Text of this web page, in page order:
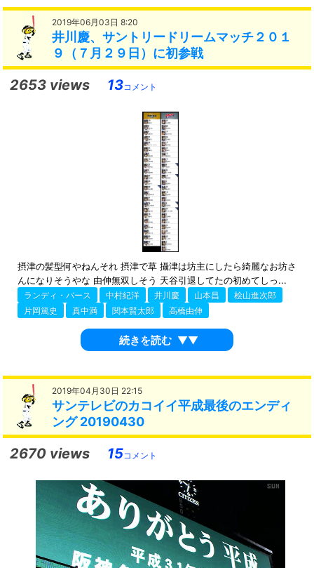
2019年06月03日 8:20
井川慶、サントリードリームマッチ２０１
９（７月２９日）に初参戦
2653 views 13コメント
摂津の髪型何やねんそれ 摂津で草 攝津は坊主にしたら綺麗なお坊さ
んになりそうやな 由伸無双しそう 天谷引退してたの初めてしっ...
ランディ・バース 中村紀洋 井川慶 山本昌
桧山進次郎
片岡篤史
真中満 関本賢太郎 高橋由伸
続きを読む ▼▼
2019年04月30日 22:15
サンテレビのカコイイ平成最後のエンディ
ング 20190430
2670 views 15コメント